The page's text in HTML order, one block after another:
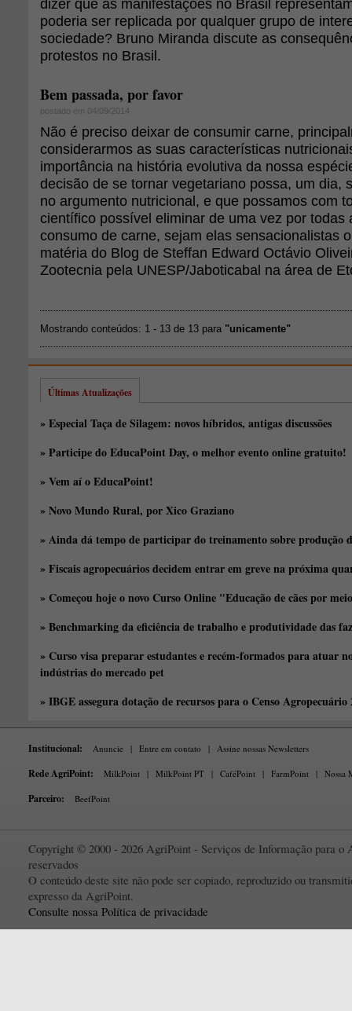
dizer que as manifestações no Brasil
poderia ser replicada por qualquer grupo de
sociedade? Bruno Miranda discute as
protestos no Brasil.
Bem passada, por favor
postado em 04/09/2014
Não é preciso deixar de consumir carne,
considerarmos as suas características
importância na história evolutiva da nossa
decisão de se tornar vegetariano possa, um dia,
no argumento nutricional, e que possamos com
científico possível eliminar de uma vez por todas
consumo de carne, sejam elas sensacionalistas
matéria do Blog de Steffan Edward Octávio
Zootecnia pela UNESP/Jaboticabal na área de
Mostrando conteúdos: 1 - 13 de 13 para "unicamente"
Últimas Atualizações
» Especial Taça de Silagem: novos híbridos, antigas discussões
» Participe do EducaPoint Day, o melhor evento online gratuito!
» Vem aí o EducaPoint!
» Novo Mundo Rural, por Xico Graziano
» Ainda dá tempo de participar do treinamento sobre produção
» Fiscais agropecuários decidem entrar em greve na próxima
» Começou hoje o novo Curso Online "Educação de cães por
» Benchmarking da eficiência de trabalho e produtividade das
» Curso visa preparar estudantes e recém-formados para atuar
indústrias do mercado pet
» IBGE assegura dotação de recursos para o Censo Agropecuário
Institucional: Anuncie | Entre em contato | Assine nossas Newsletters
Rede AgriPoint: MilkPoint | MilkPoint PT | CaféPoint | FarmPoint | Nossa
Parceiro: BeefPoint
Copyright © 2000 - 2026 AgriPoint - Serviços de Informação para o
reservados
O conteúdo deste site não pode ser copiado, reproduzido ou
expresso da AgriPoint.
Consulte nossa Política de privacidade